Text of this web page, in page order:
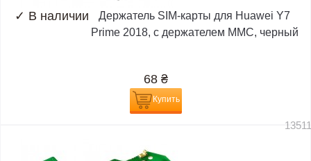
✓ В наличии
Держатель SIM-карты для Huawei Y7
Prime 2018, c держателем MMC, черный
68 ₴
Купить